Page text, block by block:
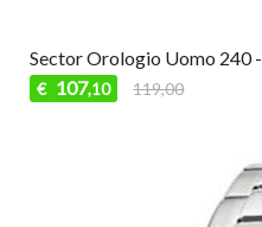
Sector Orologio Uomo 240 -
€ 107,10 119,00